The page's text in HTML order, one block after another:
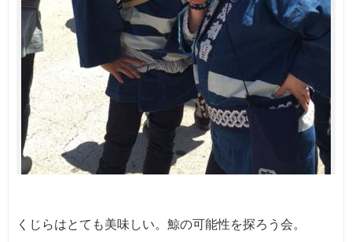
くじらはとても美味しい。鯨の可能性を探ろう会。